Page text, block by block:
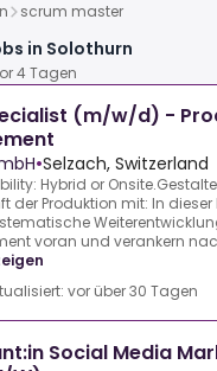
scrum master
in Solothurn
4 Tagen
(m/w/d) -
•Selzach, Switzerland
Hybrid or
der Produktion mit: In dieser
voran und verankern
vor über 30 Tagen
Social Media